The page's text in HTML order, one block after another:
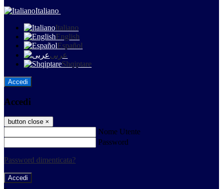
Italiano
Italiano
English
Español
عربى
Shqiptare
Accedi
Accedi
button close ×
Nome Utente
Password
Password dimenticata?